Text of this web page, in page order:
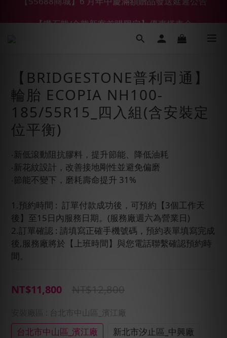
下單前綁定LINE會員加碼折100元
【鑽石熊/金熊新客首購限定】優惠搭車金
【BRIDGESTONE普利司通】
輪胎 ECOPIA NH100-
185/55R15_四入組(含安裝定
位平衡)
‧新低滾動阻抗膠料，提升節能、降低油耗
‧新花紋設計，改善接地剛性並避免偏磨
‧節能不變下，磨耗壽命提升 31%
1.預約時間 :  訂單付款成功後，可預約【3個工作天
後】至15日內服務日期。(服務廠週六為營業日)
2.訂單確認 : 請填寫正確手機號碼，預約表單填寫完成
後,服務廠將於【上班時間】與您電話聯繫確認預約時
間。
NT$11,800 NT$12,800
: 台北市中山區_濱江廠
台北市中山區_濱江廠
新北市汐止區_中興廠